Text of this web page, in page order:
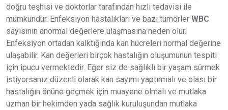
doğru teşhisi ve doktorlar tarafından hızlı tedavisi ile
mümkündür. Enfeksiyon hastalıkları ve bazı tümörler WBC
sayısının anormal değerlere ulaşmasına neden olur.
Enfeksiyon ortadan kalktığında kan hücreleri normal değerine
ulaşabilir. Kan değerleri birçok hastalığın oluşumunun tespiti
için ipucu vermektedir. Eğer siz de sağlıklı bir yaşam sürmek
istiyorsanız düzenli olarak kan sayımı yaptırmalı ve olası bir
hastalığın önüne geçmek için muayene olmalı ve mutlaka
uzman bir hekimden yada sağlık kuruluşundan mutlaka